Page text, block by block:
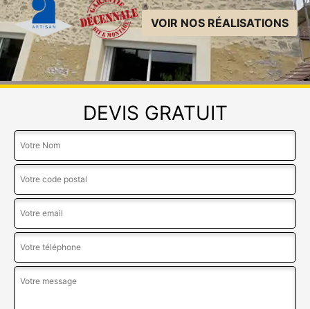
VOIR NOS RÉALISATIONS
DEVIS GRATUIT